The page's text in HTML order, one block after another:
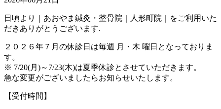
日頃より｜あおやま鍼灸・整骨院｜人形町院｜をご利用いた
だきありがとうございます.
２０２６年７月の休診日は毎週 月・木 曜日となっておりま
す。
※ 7/20(月)～7/23(木)は夏季休診とさせていただきます。
急な変更がございましたらお知らせいたします。
【受付時間】